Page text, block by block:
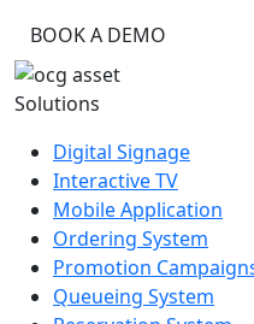
BOOK A DEMO
Solutions
Digital Signage
Interactive TV
Mobile Application
Ordering System
Promotion
Queueing System